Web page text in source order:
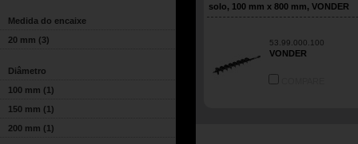
Medida do encaixe
20 mm (3)
Diâmetro
100 mm (1)
150 mm (1)
200 mm (1)
solo, 100 mm x 800 mm, VONDER
53.99.000.100
VONDER